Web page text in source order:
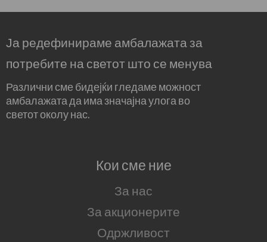
Ја редефинираме амбалажата за
потребите на светот што се менува
Различни сме бидејќи гледаме можност
амбалажата да има значајна улога во
светот околу нас.
Кои сме ние
За нас
За акционерите
Одржливост